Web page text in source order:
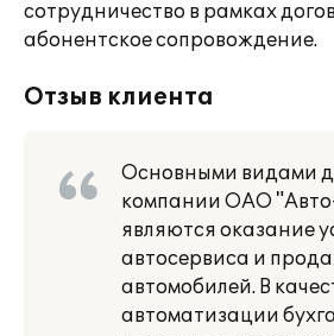
сотрудничество в рамках
абонентское сопровождение.
Отзыв клиента
Основными видами
компании ОАО
являются оказание
автосервиса и
автомобилей. В
автоматизации